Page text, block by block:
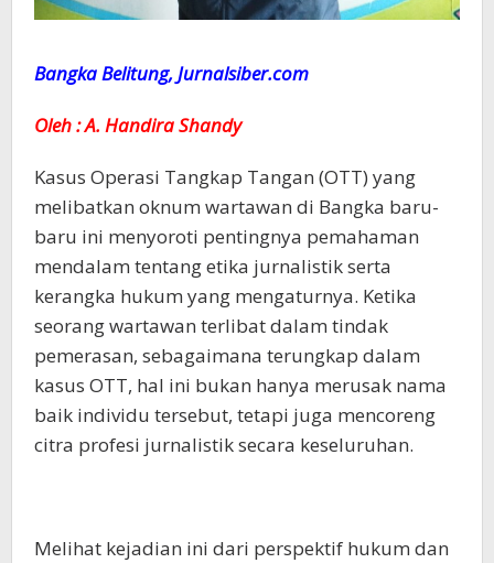
Bangka Belitung, Jurnalsiber.com
Oleh : A. Handira Shandy
Kasus Operasi Tangkap Tangan (OTT) yang
melibatkan oknum wartawan di Bangka baru-
baru ini menyoroti pentingnya pemahaman
mendalam tentang etika jurnalistik serta
kerangka hukum yang mengaturnya. Ketika
seorang wartawan terlibat dalam tindak
pemerasan, sebagaimana terungkap dalam
kasus OTT, hal ini bukan hanya merusak nama
baik individu tersebut, tetapi juga mencoreng
citra profesi jurnalistik secara keseluruhan.
Melihat kejadian ini dari perspektif hukum dan